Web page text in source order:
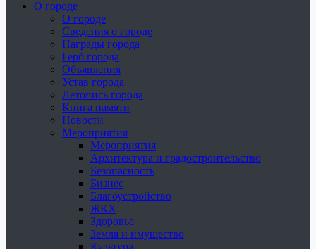
О городе
О городе
Сведения о городе
Награды города
Герб города
Объявления
Устав города
Летопись города
Книга памяти
Новости
Мероприятия
Мероприятия
Архитектура и градостроительство
Безопасность
Бизнес
Благоустройство
ЖКХ
Здоровье
Земля и имущество
Культура